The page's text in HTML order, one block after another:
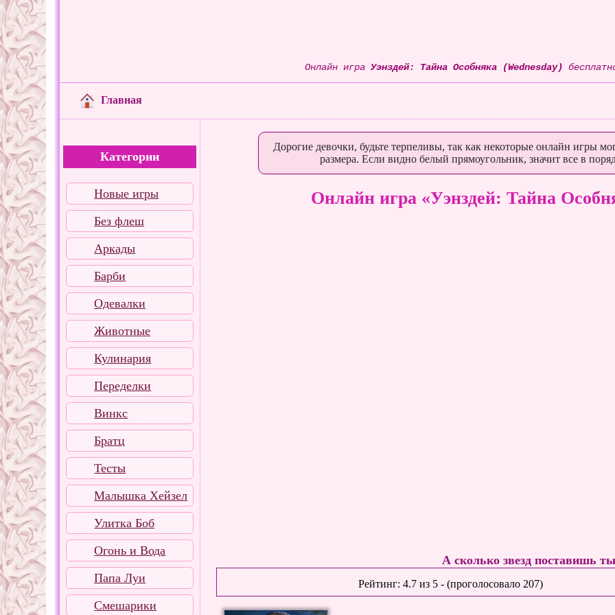
Онлайн игра Уэнздей: Тайна Особняка (Wednesday)
Главная
Категории
Новые игры
Без флеш
Аркады
Барби
Одевалки
Животные
Кулинария
Переделки
Винкс
Братц
Тесты
Малышка Хейзел
Улитка Боб
Огонь и Вода
Папа Луи
Смешарики
Дорогие девочки, будьте терпеливы, так как некоторые онлайн игры
размера. Если видно белый прямоугольник, значит все в
Онлайн игра «Уэнздей: Тайна
А сколько звезд поставишь
Рейтинг:4.7 из 5 - (проголосовало 207)